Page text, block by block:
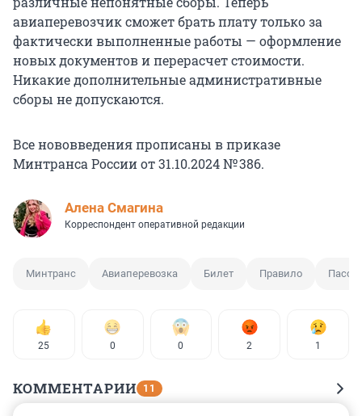
авиаперевозчик сможет брать плату только за
фактически выполненные работы — оформление
новых документов и перерасчет стоимости.
Никакие дополнительные административные
сборы не допускаются.
Все нововведения прописаны в приказе
Минтранса России от 31.10.2024 № 386.
Алена Смагина
Корреспондент оперативной редакции
Минтранс Авиаперевозка Билет Правило
25 0 0 2 1
КОММЕНТАРИИ 11